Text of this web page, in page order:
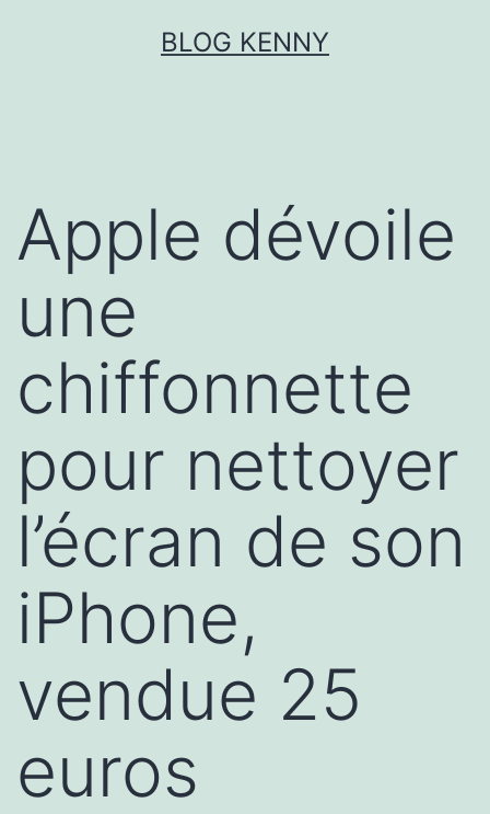
BLOG KENNY
Apple dévoile
une
chiffonnette
pour nettoyer
l’écran de son
iPhone,
vendue 25
euros